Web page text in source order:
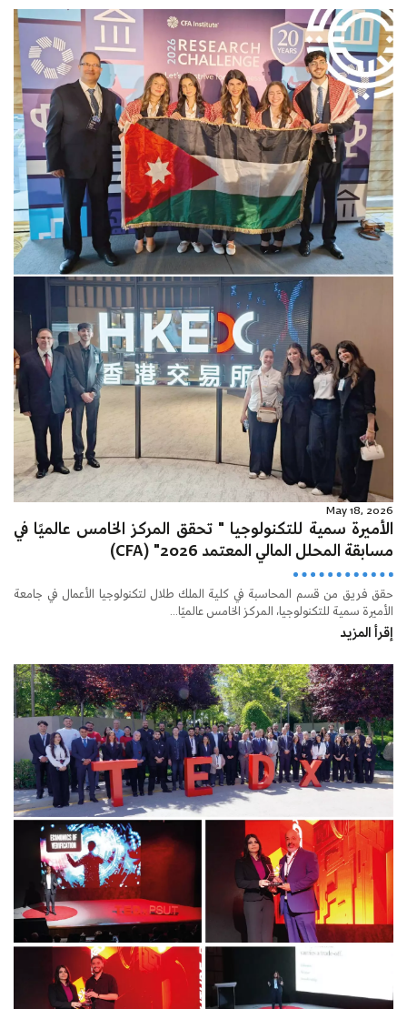
May 18, 2026
الأميرة سمية للتكنولوجيا " تحقق المركز الخامس عالميًا في
مسابقة المحلل المالي المعتمد 2026" (CFA)
حقق فريق من قسم المحاسبة في كلية الملك طلال لتكنولوجيا الأعمال في جامعة
الأميرة سمية للتكنولوجيا، المركز الخامس عالميًا...
إقرأ المزيد